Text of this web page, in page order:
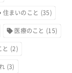
住まいのこと (35)
医療のこと (15)
と (2)
(3)